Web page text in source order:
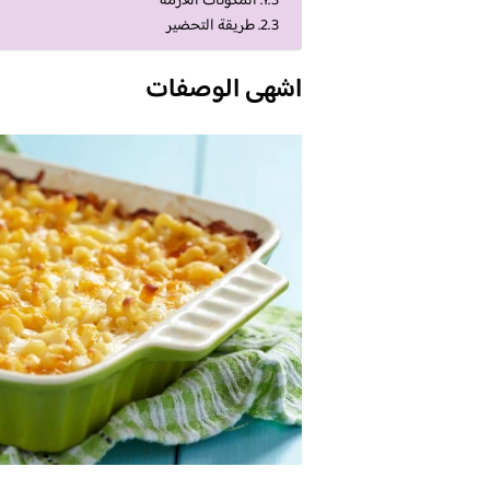
طريقة التحضير
اشهى الوصفات